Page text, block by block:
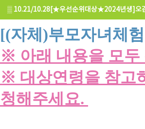
▒ 10.21/10.28[★우선순위대상★2024년생]오
[(자체)부모자녀체
※ 아래 내용을 모두
※ 대상연령을 참고
청해주세요.